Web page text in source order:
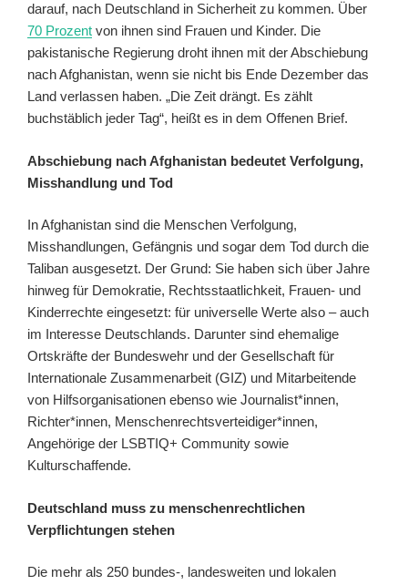
darauf, nach Deutschland in Sicherheit zu kommen. Über
70 Prozent von ihnen sind Frauen und Kinder. Die
pakistanische Regierung droht ihnen mit der Abschiebung
nach Afghanistan, wenn sie nicht bis Ende Dezember das
Land verlassen haben. „Die Zeit drängt. Es zählt
buchstäblich jeder Tag“, heißt es in dem Offenen Brief.
Abschiebung nach Afghanistan bedeutet Verfolgung,
Misshandlung und Tod
In Afghanistan sind die Menschen Verfolgung,
Misshandlungen, Gefängnis und sogar dem Tod durch die
Taliban ausgesetzt. Der Grund: Sie haben sich über Jahre
hinweg für Demokratie, Rechtsstaatlichkeit, Frauen- und
Kinderrechte eingesetzt: für universelle Werte also – auch
im Interesse Deutschlands. Darunter sind ehemalige
Ortskräfte der Bundeswehr und der Gesellschaft für
Internationale Zusammenarbeit (GIZ) und Mitarbeitende
von Hilfsorganisationen ebenso wie Journalist*innen,
Richter*innen, Menschenrechtsverteidiger*innen,
Angehörige der LSBTIQ+ Community sowie
Kulturschaffende.
Deutschland muss zu menschenrechtlichen
Verpflichtungen stehen
Die mehr als 250 bundes-, landesweiten und lokalen